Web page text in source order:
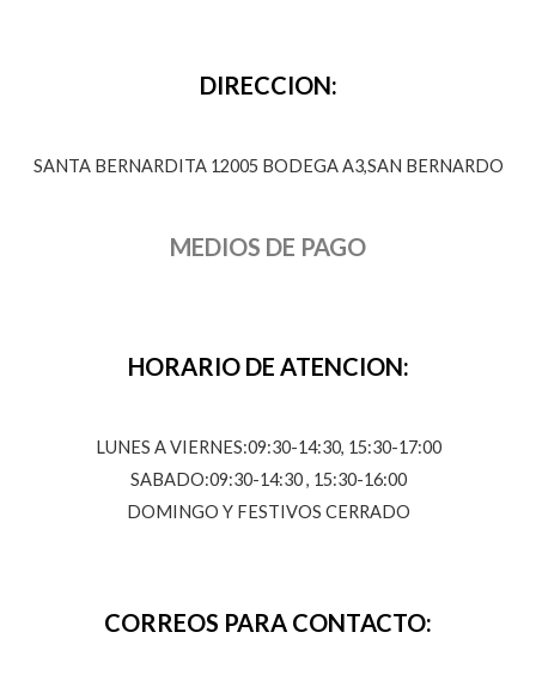
DIRECCION:
SANTA BERNARDITA 12005 BODEGA A3,SAN BERNARDO
MEDIOS DE PAGO
HORARIO DE ATENCION:
LUNES A VIERNES:09:30-14:30, 15:30-17:00
SABADO:09:30-14:30 , 15:30-16:00
DOMINGO Y FESTIVOS CERRADO
CORREOS PARA CONTACTO: